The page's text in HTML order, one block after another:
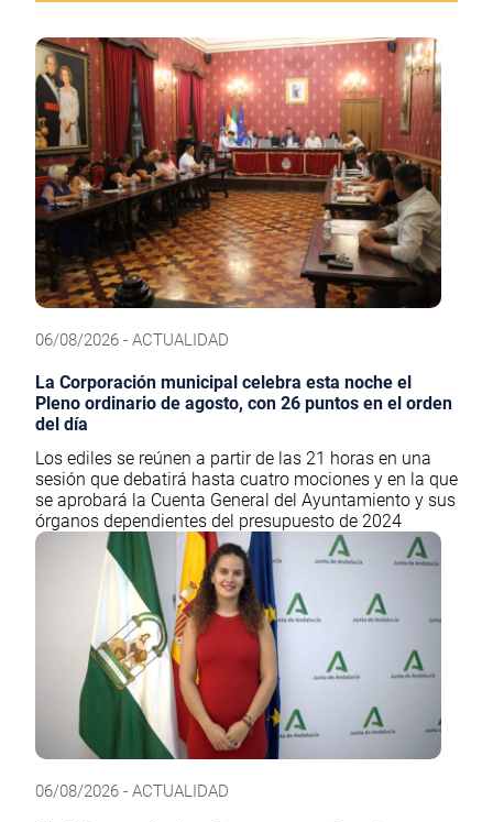
06/08/2026 - ACTUALIDAD
La Corporación municipal celebra esta noche el
Pleno ordinario de agosto, con 26 puntos en el orden
del día
Los ediles se reúnen a partir de las 21 horas en una
sesión que debatirá hasta cuatro mociones y en la que
se aprobará la Cuenta General del Ayuntamiento y sus
órganos dependientes del presupuesto de 2024
06/08/2026 - ACTUALIDAD